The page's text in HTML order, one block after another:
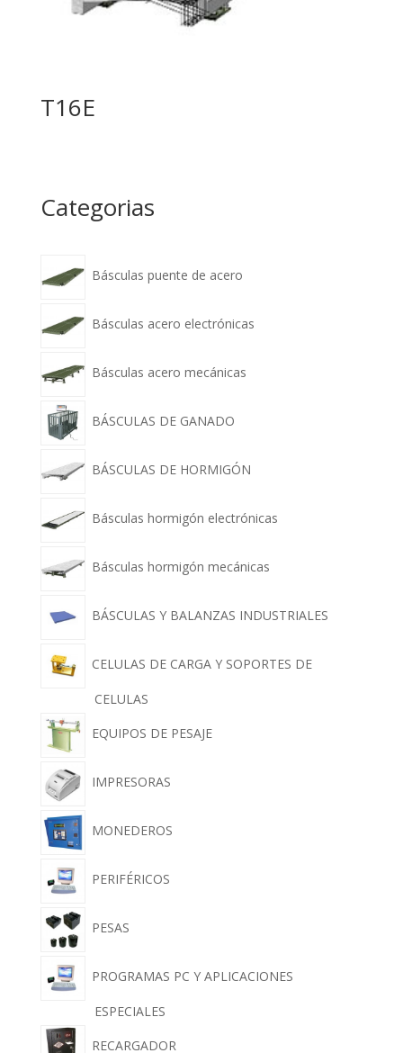
T16E
Categorias
Básculas puente de acero
Básculas acero electrónicas
Básculas acero mecánicas
BÁSCULAS DE GANADO
BÁSCULAS DE HORMIGÓN
Básculas hormigón electrónicas
Básculas hormigón mecánicas
BÁSCULAS Y BALANZAS INDUSTRIALES
CELULAS DE CARGA Y SOPORTES DE
CELULAS
EQUIPOS DE PESAJE
IMPRESORAS
MONEDEROS
PERIFÉRICOS
PESAS
PROGRAMAS PC Y APLICACIONES
ESPECIALES
RECARGADOR